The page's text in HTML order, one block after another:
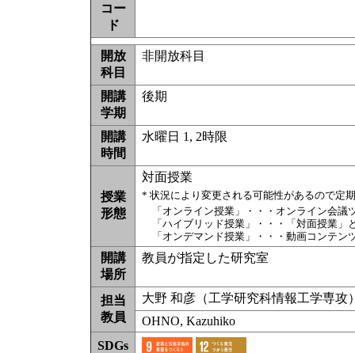
コー
ド
開放
科目
非開放科目
開講
学期
後期
開講
時間
水曜日 1, 2時限
授業
形態
対面授業
* 状況により変更される可能性があるので定
「オンライン授業」・・・オンライン会
「ハイブリッド授業」・・・「対面授業
「オンデマンド授業」・・・動画コンテ
開講
場所
教員が指定した研究室
担当
教員
大野 和彦（工学研究科情報工学専攻
OHNO, Kazuhiko
SDGs